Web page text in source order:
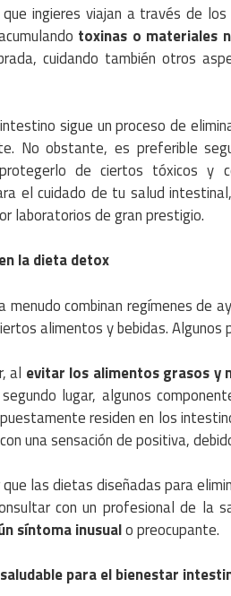
ingieres viajan a través de
toxinas o materiales
cuidando también otros
sigue un proceso de
No obstante, es preferible
de ciertos tóxicos y
el cuidado de tu salud
laboratorios de gran prestigio.
la dieta detox
menudo combinan regímenes de
alimentos y bebidas. Algunos
al evitar los alimentos grasos y
segundo lugar, algunos
residen en los
una sensación de positiva,
las dietas diseñadas para
con un profesional de la
síntoma inusualo preocupante.
para el bienestar